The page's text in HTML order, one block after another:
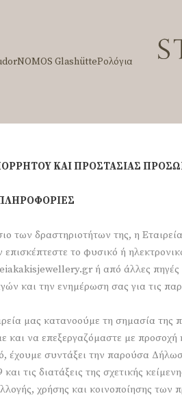
NOMOS GlashütteΡολόγια
ΚΑΙ ΠΡΟΣΤΑΣΙΑΣ
των δραστηριοτήτων της, η
επισκέπτεστε το φυσικό ή
ή από άλλες πηγές
και την ενημέρωση σας για τις
μας κατανοούμε τη σημασία της
και να επεξεργαζόμαστε με προσοχή
έχουμε συντάξει την παρούσα
τις διατάξεις της σχετικής
χρήσης και κοινοποίησης